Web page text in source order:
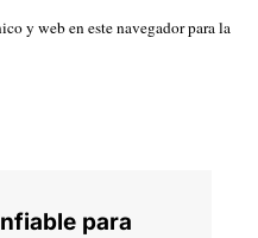
y web en este navegador para la
para